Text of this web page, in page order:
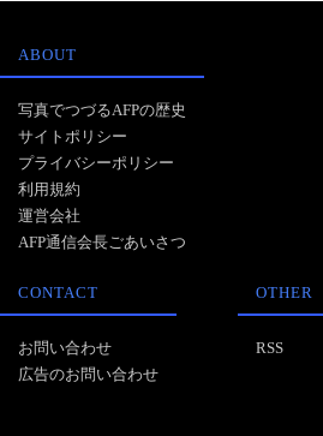
ABOUT
写真でつづるAFPの歴史
サイトポリシー
プライバシーポリシー
利用規約
運営会社
AFP通信会長ごあいさつ
CONTACT
お問い合わせ
広告のお問い合わせ
OTHER
RSS